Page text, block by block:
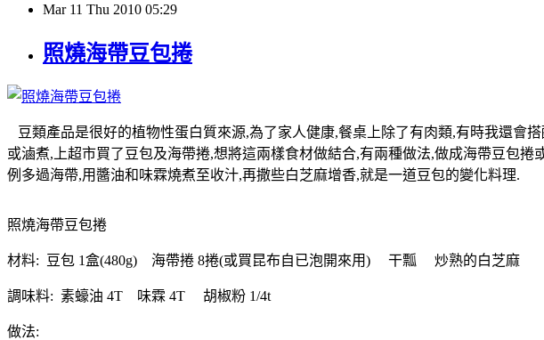
Mar 11 Thu 2010 05:29
照燒海帶豆包捲
豆類產品是很好的植物性蛋白質來源,為了家人健康,餐桌上除了有肉類,有時我還會
或滷煮,上超市買了豆包及海帶捲,想將這兩樣食材做結合,有兩種做法,做成海帶豆包
例多過海帶,用醬油和味霖燒煮至收汁,再撒些白芝麻增香,就是一道豆包的變化料理.
照燒海帶豆包捲
材料: 豆包 1盒(480g) 海帶捲 8捲(或買昆布自已泡開來用) 干瓢 炒熟的白芝麻
調味料: 素蠔油 4T 味霖 4T 胡椒粉 1/4t
做法: